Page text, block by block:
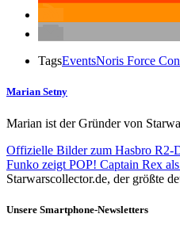
TagsEventsNoris Force
Marian Setny
Marian ist der Gründer von
Offizielle Bilder zum Hasbro R2-
Funko zeigt POP! Captain Rex
Starwarscollector.de, der größte
Unsere Smartphone-Newsletters